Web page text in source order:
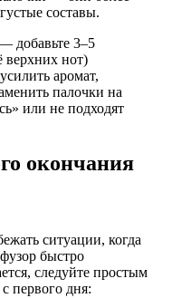
составы.
добавьте 3–5
верхних нот)
аромат,
палочки на
или не подходят
окончания
ситуации, когда
быстро
следуйте простым
первого дня: